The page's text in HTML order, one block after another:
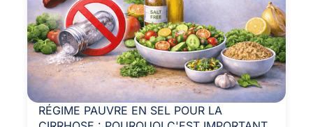
RÉGIME PAUVRE EN SEL POUR LA